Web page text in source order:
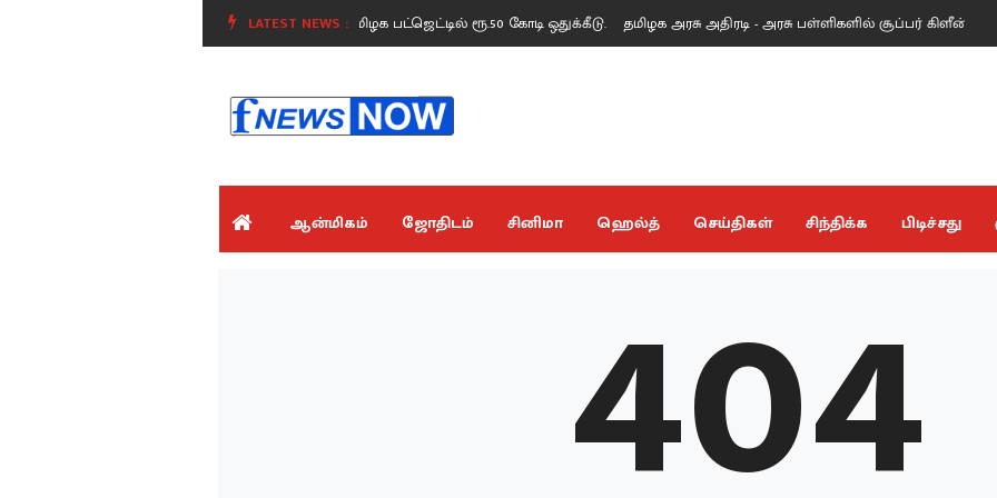
LATEST NEWS :
விளையாட்டு வீரர்களுக்கு ஜாக்பாட் - தமிழக பட்ஜெட்டில் ரூ.50 கோடி ஒதுக்கீடு. தமிழக அரசு அதிரடி - அரசு பள்ளிகளில் சூப்பர் கிளீன், சூப்பர்
ஆன்மிகம் ஜோதிடம் சினிமா ஹெல்த் செய்திகள் சிந்திக்க பிடிச்சது
404